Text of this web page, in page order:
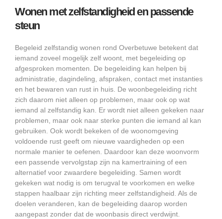
Wonen met zelfstandigheid en passende
steun
Begeleid zelfstandig wonen rond Overbetuwe betekent dat
iemand zoveel mogelijk zelf woont, met begeleiding op
afgesproken momenten. De begeleiding kan helpen bij
administratie, dagindeling, afspraken, contact met instanties
en het bewaren van rust in huis. De woonbegeleiding richt
zich daarom niet alleen op problemen, maar ook op wat
iemand al zelfstandig kan. Er wordt niet alleen gekeken naar
problemen, maar ook naar sterke punten die iemand al kan
gebruiken. Ook wordt bekeken of de woonomgeving
voldoende rust geeft om nieuwe vaardigheden op een
normale manier te oefenen. Daardoor kan deze woonvorm
een passende vervolgstap zijn na kamertraining of een
alternatief voor zwaardere begeleiding. Samen wordt
gekeken wat nodig is om terugval te voorkomen en welke
stappen haalbaar zijn richting meer zelfstandigheid. Als de
doelen veranderen, kan de begeleiding daarop worden
aangepast zonder dat de woonbasis direct verdwijnt.